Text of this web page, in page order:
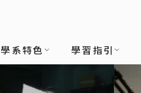
學系特色 學習指引